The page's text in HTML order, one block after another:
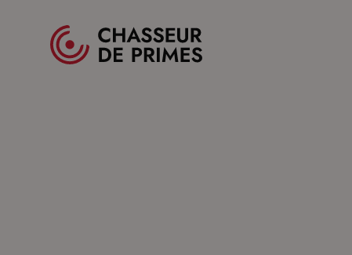
Spécialistes des primes pour professionnels